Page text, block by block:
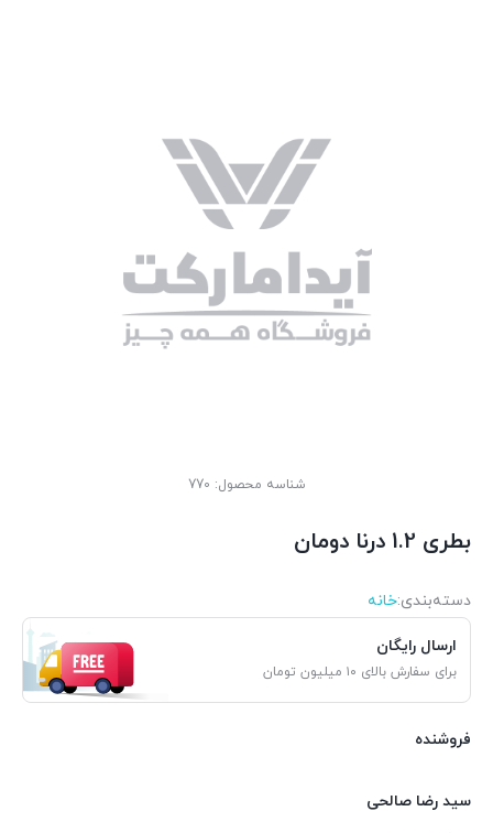
شناسه محصول: 770
بطری 1.2 درنا دومان
دسته‌بندی‌:خانه
ارسال رایگان
برای سفارش بالای ۱۰ میلیون تومان
فروشنده
سید رضا صالحی